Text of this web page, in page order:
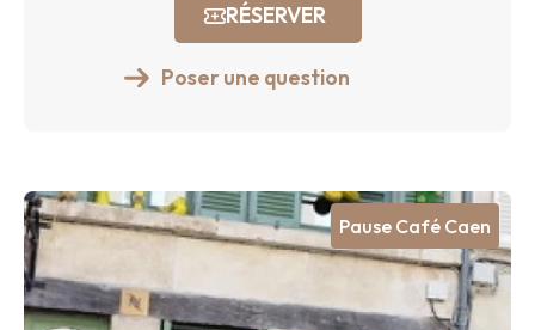
RÉSERVER
Poser une question
Pause Café Caen